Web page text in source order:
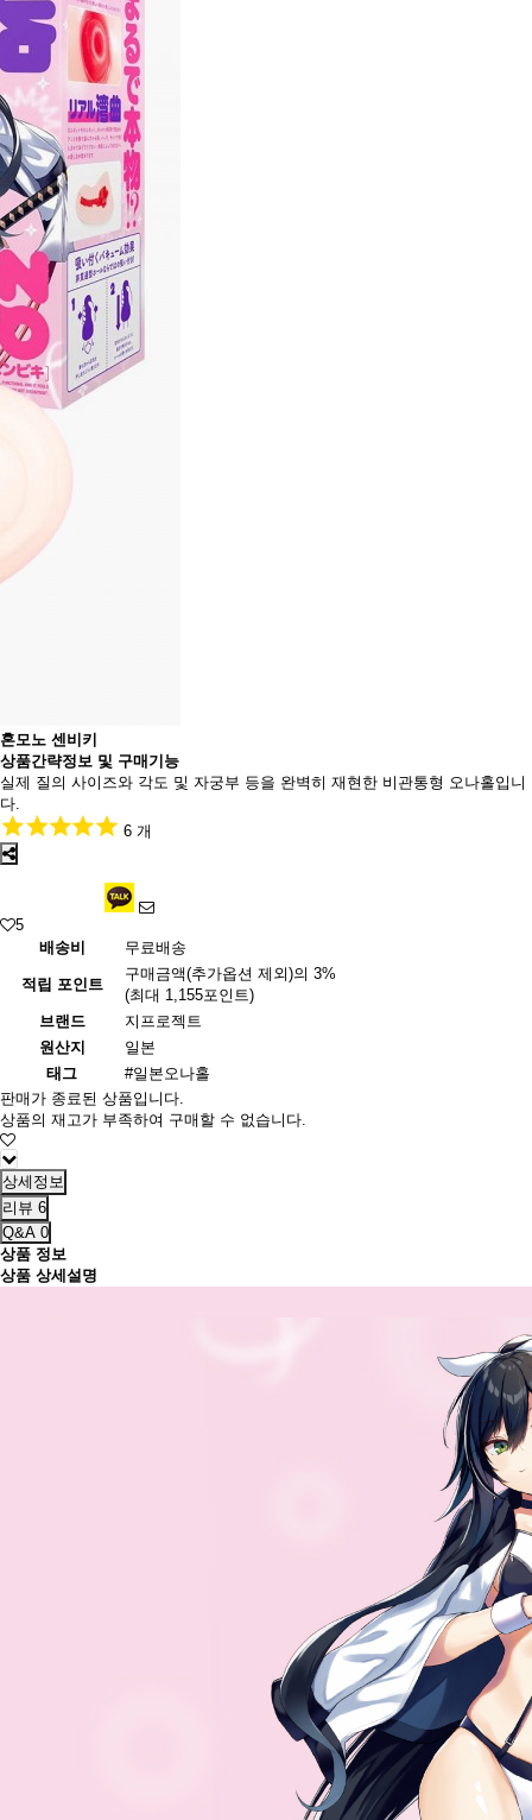
혼모노 센비키
상품간략정보 및 구매기능
실제 질의 사이즈와 각도 및 자궁부 등을 완벽히 재현한 비관통형 오나홀입니
다.
6 개
5
배송비
무료배송
적립 포인트
구매금액(추가옵션 제외)의 3%
(최대 1,155포인트)
브랜드
지프로젝트
원산지
일본
태그
#일본오나홀
판매가 종료된 상품입니다.
상품의 재고가 부족하여 구매할 수 없습니다.
상세정보
리뷰 6
Q&A 0
상품 정보
상품 상세설명